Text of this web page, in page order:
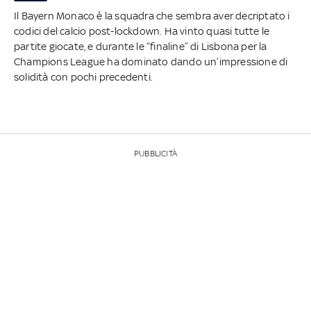
Il Bayern Monaco è la squadra che sembra aver decriptato i
codici del calcio post-lockdown. Ha vinto quasi tutte le
partite giocate, e durante le “finaline” di Lisbona per la
Champions League ha dominato dando un’impressione di
solidità con pochi precedenti.
PUBBLICITÀ